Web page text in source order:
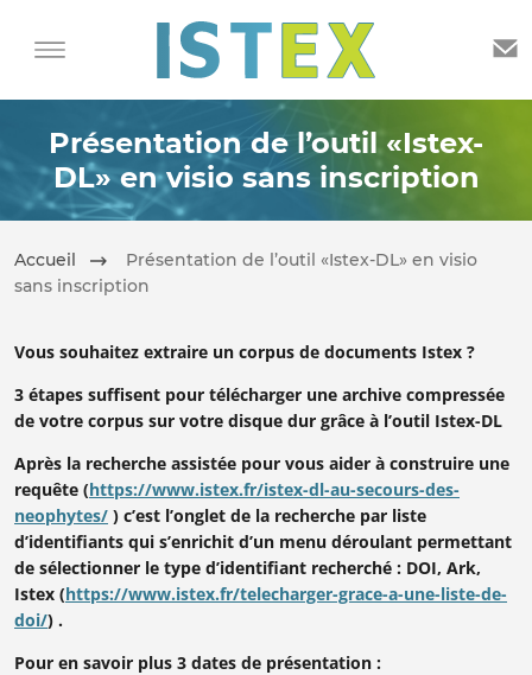
Présentation de l’outil «Istex-
DL» en visio sans inscription
Accueil
Présentation de l’outil «Istex-DL» en visio
sans inscription
Vous souhaitez extraire un corpus de documents Istex ?
3 étapes suffisent pour télécharger une archive compressée
de votre corpus sur votre disque dur grâce à l’outil Istex-DL
Après la recherche assistée pour vous aider à construire une
requête (https://www.istex.fr/istex-dl-au-secours-des-
neophytes/ ) c’est l’onglet de la recherche par liste
d’identifiants qui s’enrichit d’un menu déroulant permettant
de sélectionner le type d’identifiant recherché : DOI, Ark,
Istex (https://www.istex.fr/telecharger-grace-a-une-liste-de-
doi/) .
Pour en savoir plus 3 dates de présentation :